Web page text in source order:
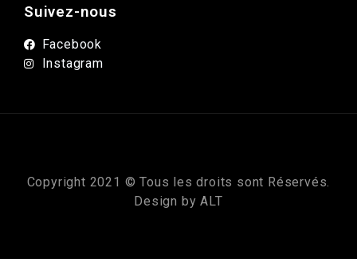
Suivez-nous
Facebook
Instagram
Copyright 2021 © Tous les droits sont Réservés.
Design by ALT